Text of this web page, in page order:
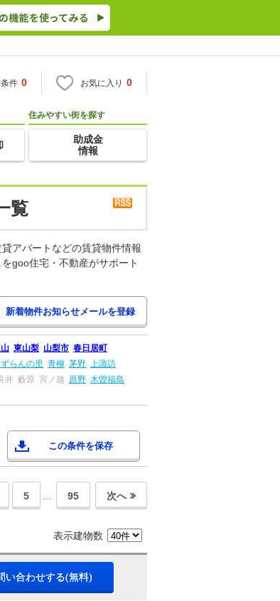
件 0 お気に入り 0
住みやすい街を探す
助成金
情報
覧
アパートなどの賃貸物件情報
goo住宅・不動産がサポート
東山梨 山梨市 春日居町
らんの里 青柳 茅野 上諏訪
井 藪原 宮ノ越 原野 木曽福島
この条件を保存
5 … 95 次へ
表示建物数
い合わせする(無料)